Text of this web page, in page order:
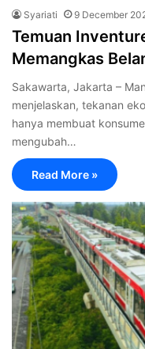
Syariati 9 December
Temuan
Memangkas
Sakawarta, Jakarta –
menjelaskan, tekanan
hanya membuat
mengubah…
Read More »